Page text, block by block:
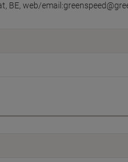
BE, web/